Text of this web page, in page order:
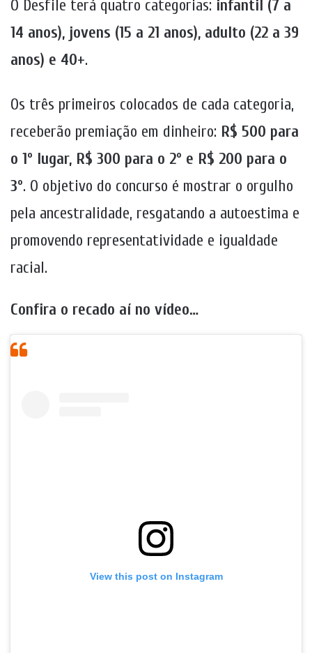
O Desfile terá quatro categorias: infantil (7 a
14 anos), jovens (15 a 21 anos), adulto (22 a 39
anos) e 40+.
Os três primeiros colocados de cada categoria,
receberão premiação em dinheiro: R$ 500 para
o 1º lugar, R$ 300 para o 2º e R$ 200 para o
3º. O objetivo do concurso é mostrar o orgulho
pela ancestralidade, resgatando a autoestima e
promovendo representatividade e igualdade
racial.
Confira o recado aí no vídeo…
View this post on Instagram